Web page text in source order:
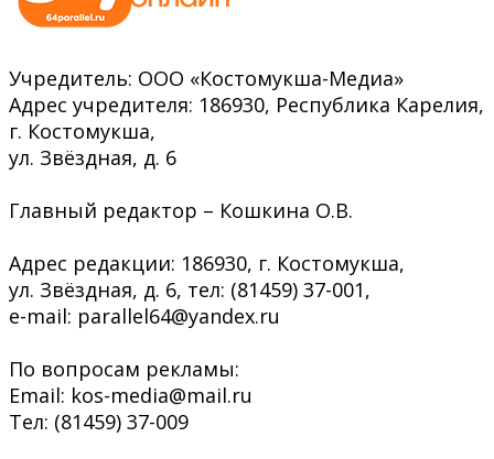
Учредитель: ООО «Костомукша-Медиа»
Адрес учредителя: 186930, Республика Карелия,
г. Костомукша,
ул. Звёздная, д. 6
Главный редактор – Кошкина О.В.
Адрес редакции: 186930, г. Костомукша,
ул. Звёздная, д. 6, тел: (81459) 37-001,
e-mail: parallel64@yandex.ru
По вопросам рекламы:
Email: kos-media@mail.ru
Тел: (81459) 37-009